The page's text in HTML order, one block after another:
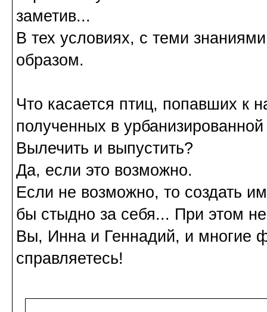
заметив...
В тех условиях, с теми
образом.
Что касается птиц, попавших к
полученных в
Вылечить и выпустить?
Да, если это возможно.
Если не возможно, то создать
бы стыдно за себя... При этом
Вы, Инна и Геннадий, и многие
справляетесь!